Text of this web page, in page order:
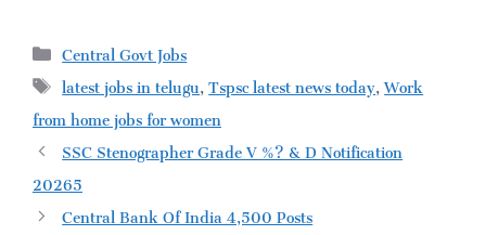
Categories
Central Govt Jobs
Tags
latest jobs in telugu,Tspsc latest news today,Work
from home jobs for women
SSC Stenographer Grade V %? & D Notification
20265
Central Bank Of India 4,500 Posts